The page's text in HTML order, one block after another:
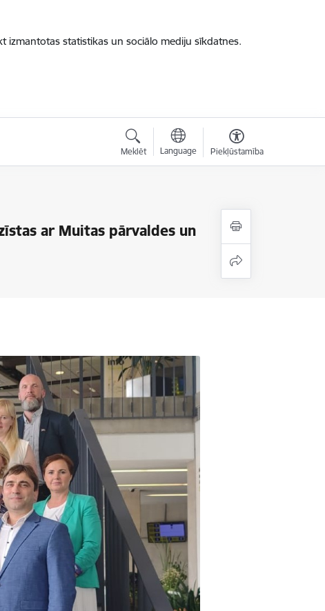
izmantotas statistikas un sociālo mediju sīkdatnes.
Meklēt Language Piekļūstamība
ar Muitas pārvaldes un